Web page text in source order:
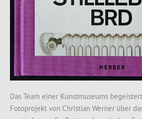
Das Team einer Kunstmuseums
Fotoprojekt von Christian Werner über